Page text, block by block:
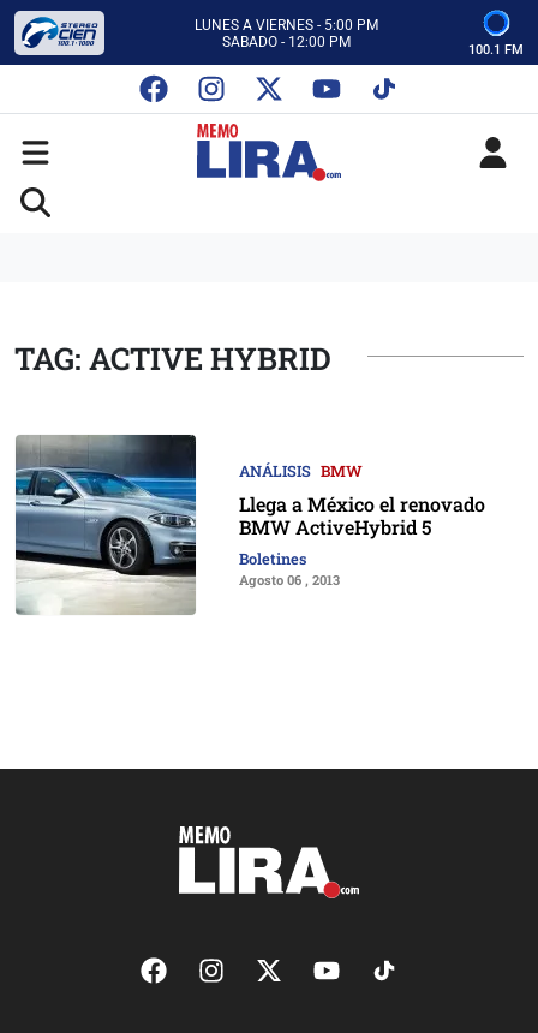
LUNES A VIERNES - 5:00 PM
SABADO - 12:00 PM
CON MEMO LIRA Y SU EQUIPO
LUNES A VIERNES - 5:00 PM
SABADO - 12:00 PM
100.1 FM
TAG: ACTIVE HYBRID
ANÁLISIS BMW
Llega a México el renovado
BMW ActiveHybrid 5
Boletines
Agosto 06 , 2013